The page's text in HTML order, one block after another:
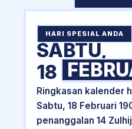
HARI SPESIAL ANDA
SABTU,
18
Ringkasan kalender
Sabtu, 18 Februari
penanggalan 14